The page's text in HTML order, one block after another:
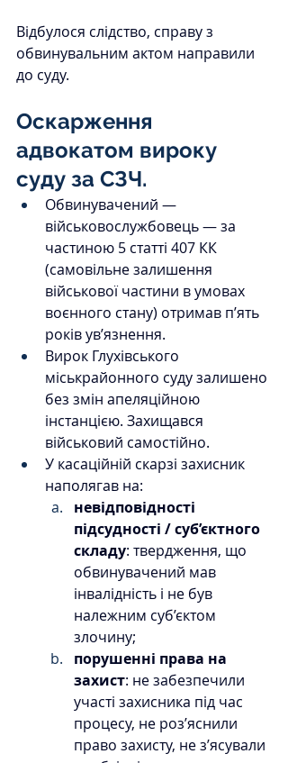
Відбулося слідство, справу з
обвинувальним актом направили
до суду.
Оскарження
адвокатом вироку
суду за СЗЧ.
Обвинувачений —
військовослужбовець — за
частиною 5 статті 407 КК
(самовільне залишення
військової частини в умовах
воєнного стану) отримав п’ять
років ув’язнення.
Вирок Глухівського
міськрайонного суду залишено
без змін апеляційною
інстанцією. Захищався
військовий самостійно.
У касаційній скарзі захисник
наполягав на:
невідповідності
підсудності / суб’єктного
складу: твердження, що
обвинувачений мав
інвалідність і не був
належним суб’єктом
злочину;
порушенні права на
захист: не забезпечили
участі захисника під час
процесу, не роз’яснили
право захисту, не з’ясували